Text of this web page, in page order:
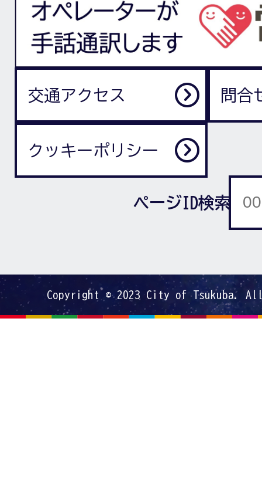
交通アクセス 問合
クッキーポリシー
ページID検索
Copyright © 2023 City of Tsukuba.